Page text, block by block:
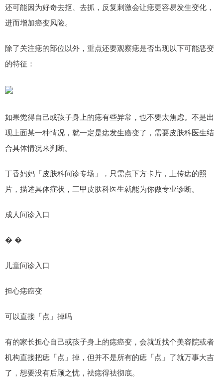
还可能因为好奇去抠、去抓，反复刺激会让痣更容易发生变化，
进而增加癌变风险。
除了关注痣的部位以外，重点还要观察痣是否出现以下可能恶变
的特征：
如果觉得自己或孩子身上的痣有些异常，也不要太焦虑。不是出
现上面某一种情况，就一定是痣发生癌变了，需要皮肤科医生结
合具体情况来判断。
丁香妈妈「皮肤科问诊专场」，只需点下方卡片，上传痣的照
片，描述具体症状，三甲皮肤科医生就能为你做专业诊断。
成人问诊入口
� �
儿童问诊入口
担心痣癌变
可以直接「点」掉吗
有的家长担心自己或孩子身上的痣癌变，会就近找个美容院或者
机构直接把痣「点」掉，但并不是所有的痣「点」了就万事大吉
了，想要没有后顾之忧，祛痣得祛彻底。